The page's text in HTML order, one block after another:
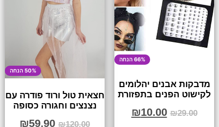
66% הנחה
מדבקות אבנים יהלומים
לקישוט הפנים בתפזורת
₪29.00
₪10.00
50% הנחה
חצאית טול ורוד פודרה עם
נצנצים וחגורה כסופה
₪120.00
₪59.90